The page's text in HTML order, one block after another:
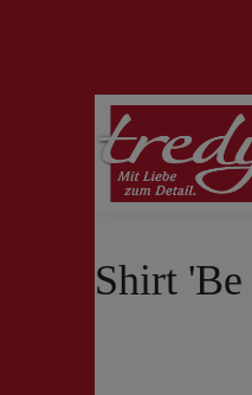
Zur Suche springen Zur
Shirt